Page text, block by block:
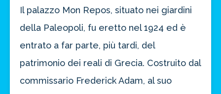
Il palazzo Mon Repos, situato nei giardini
della Paleopoli, fu eretto nel 1924 ed è
entrato a far parte, più tardi, del
patrimonio dei reali di Grecia. Costruito dal
commissario Frederick Adam, al suo